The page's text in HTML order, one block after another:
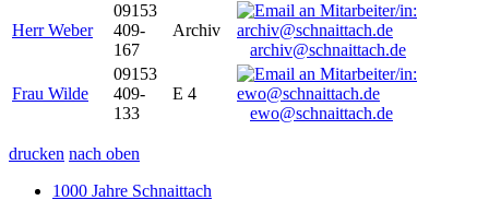
Herr Weber
09153
409-
167
Archiv
archiv@schnaittach.de
Frau Wilde
09153
409-
133
E 4
ewo@schnaittach.de
drucken nach oben
1000 Jahre Schnaittach